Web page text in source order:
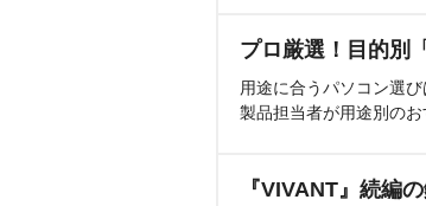
プロ厳選！目的別
用途に合うパソコン選
製品担当者が用途別のお
『VIVANT』続編